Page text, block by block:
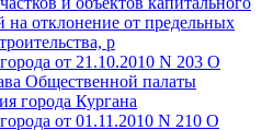
на отклонение от предельных
р
от 21.10.2010 N 203 О
Общественной палаты
города Кургана
от 01.11.2010 N 210 О